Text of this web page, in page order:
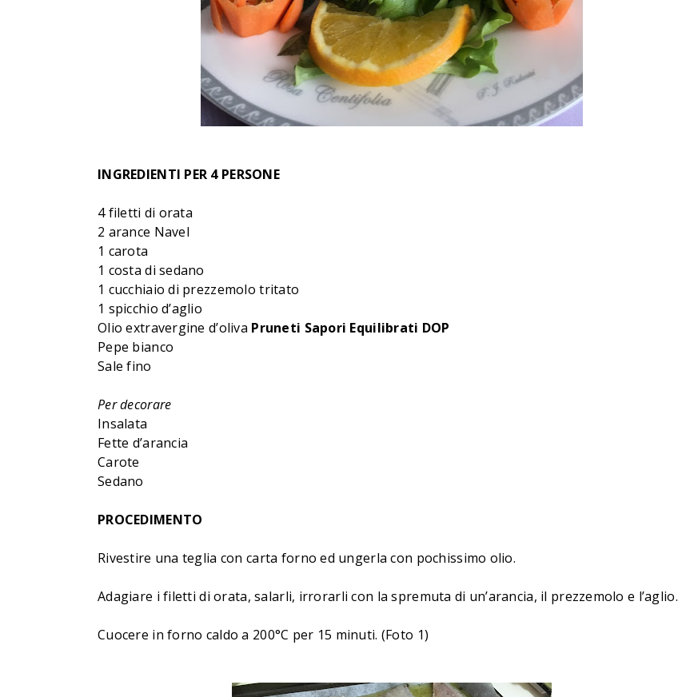
INGREDIENTI PER 4 PERSONE
4 filetti di orata
2 arance Navel
1 carota
1 costa di sedano
1 cucchiaio di prezzemolo tritato
1 spicchio d’aglio
Olio extravergine d’oliva Pruneti Sapori Equilibrati DOP
Pepe bianco
Sale fino
Per decorare
Insalata
Fette d’arancia
Carote
Sedano
PROCEDIMENTO
Rivestire una teglia con carta forno ed ungerla con pochissimo olio.
Adagiare i filetti di orata, salarli, irrorarli con la spremuta di un’arancia, il prezzemolo e l’aglio.
Cuocere in forno caldo a 200°C per 15 minuti. (Foto 1)